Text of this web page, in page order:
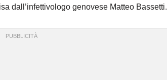
dall’infettivologo genovese Matteo Bassetti.